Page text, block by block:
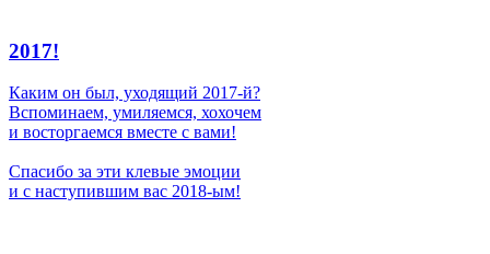
2017!
Каким он был, уходящий 2017-й?
Вспоминаем, умиляемся, хохочем
и восторгаемся вместе с вами!
Спасибо за эти клевые эмоции
и с наступившим вас 2018-ым!